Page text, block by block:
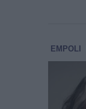
EMPOLI